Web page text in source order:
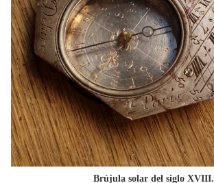
Brújula solar del siglo XVIII.